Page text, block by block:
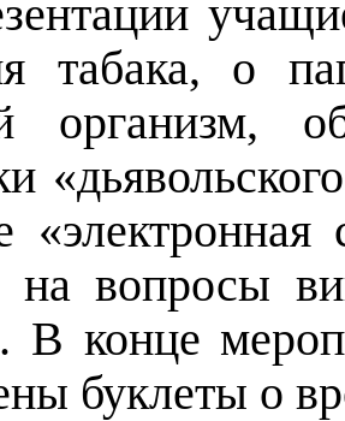
табака, о
организм,
на вопросы
В конце
буклеты о